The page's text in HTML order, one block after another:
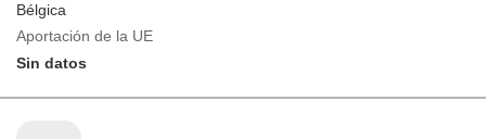
Bélgica
Aportación de la UE
Sin datos